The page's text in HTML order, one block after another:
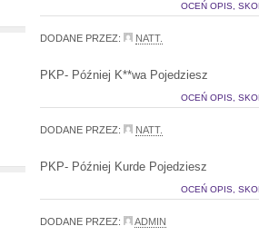
OCEŃ OPIS,
DODANE PRZEZ: NATT.
PKP- Później K**wa Pojedziesz
OCEŃ OPIS,
DODANE PRZEZ: NATT.
PKP- Później Kurde Pojedziesz
OCEŃ OPIS,
DODANE PRZEZ: ADMIN